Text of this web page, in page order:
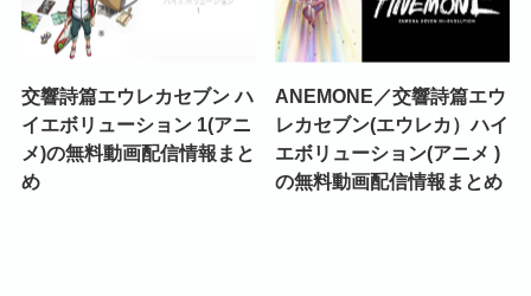
交響詩篇エウレカセブン ハ
イエボリューション 1(アニ
メ)の無料動画配信情報まと
め
ANEMONE／交響詩篇エウ
レカセブン(エウレカ）ハイ
エボリューション(アニメ )
の無料動画配信情報まとめ